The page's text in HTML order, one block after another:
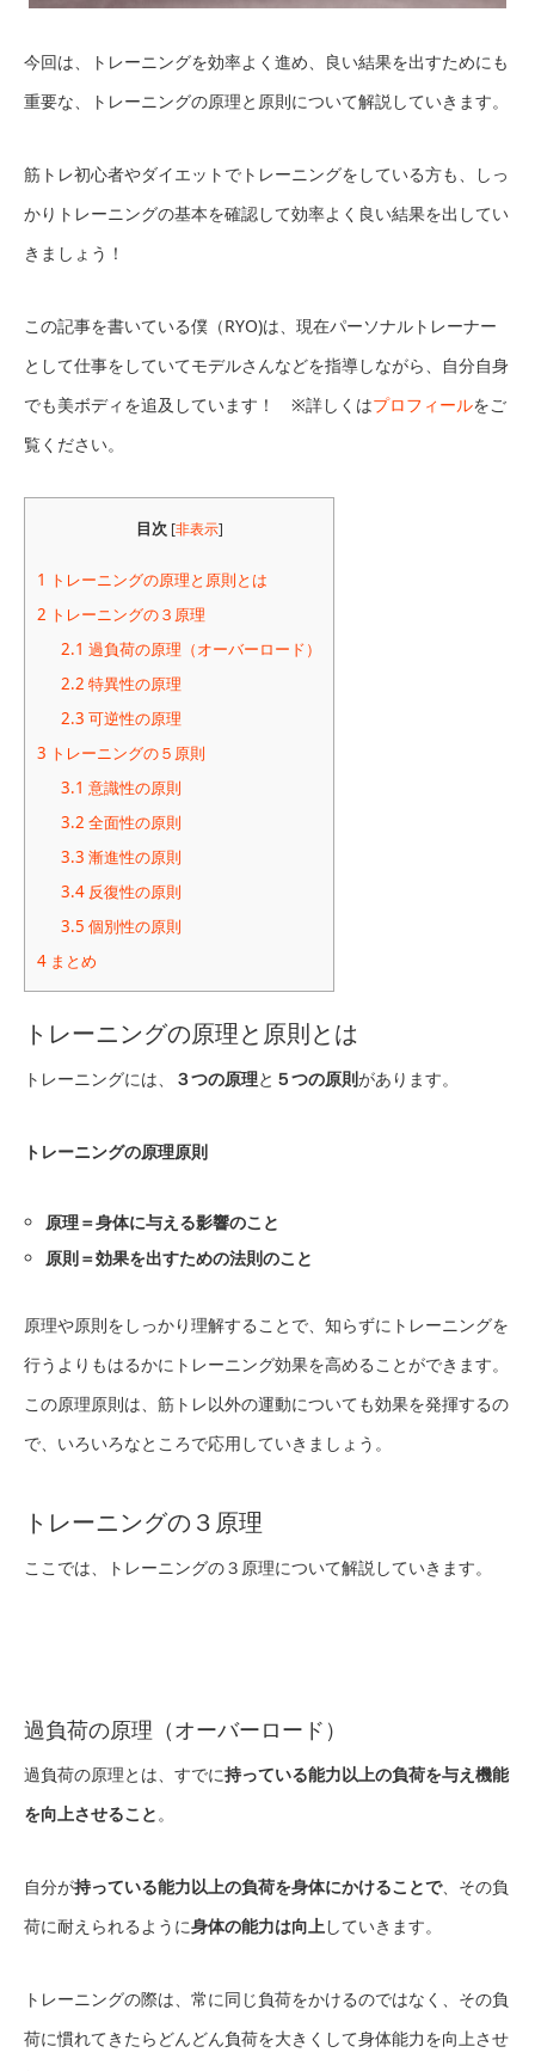
今回は、トレーニングを効率よく進め、良い結果を出すためにも
重要な、トレーニングの原理と原則について解説していきます。
筋トレ初心者やダイエットでトレーニングをしている方も、しっ
かりトレーニングの基本を確認して効率よく良い結果を出してい
きましょう！
この記事を書いている僕（RYO)は、現在パーソナルトレーナー
として仕事をしていてモデルさんなどを指導しながら、自分自身
でも美ボディを追及しています！ ※詳しくはプロフィールをご
覧ください。
目次 [非表示]
1 トレーニングの原理と原則とは
2 トレーニングの３原理
2.1 過負荷の原理（オーバーロード）
2.2 特異性の原理
2.3 可逆性の原理
3 トレーニングの５原則
3.1 意識性の原則
3.2 全面性の原則
3.3 漸進性の原則
3.4反復性の原則
3.5 個別性の原則
4 まとめ
トレーニングの原理と原則とは
トレーニングには、 ３つの原理と ５つの原則があります。
トレーニングの原理原則
原理＝身体に与える影響のこと
原則＝効果を出すための法則のこと
原理や原則をしっかり理解することで、知らずにトレーニングを
行うよりもはるかにトレーニング効果を高めることができます。
この原理原則は、筋トレ以外の運動についても効果を発揮するの
で、いろいろなところで応用していきましょう。
トレーニングの３原理
ここでは、トレーニングの３原理について解説していきます。
過負荷の原理（オーバーロード）
過負荷の原理とは、すでに持っている能力以上の負荷を与え機能
を向上させること。
自分が持っている能力以上の負荷を身体にかけることで、その負
荷に耐えられるように身体の能力は向上していきます。
トレーニングの際は、常に同じ負荷をかけるのではなく、その負
荷に慣れてきたらどんどん負荷を大きくして身体能力を向上させ